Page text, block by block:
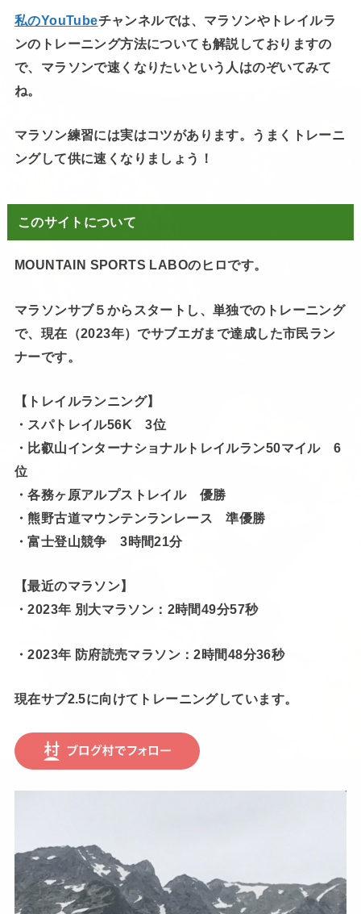
私のYouTubeチャンネルでは、マラソンやトレイルラ
ンのトレーニング方法についても解説しておりますの
で、マラソンで速くなりたいという人はのぞいてみて
ね。
マラソン練習には実はコツがあります。うまくトレーニ
ングして供に速くなりましょう！
このサイトについて
MOUNTAIN SPORTS LABOのヒロです。
マラソンサブ５からスタートし、単独でのトレーニング
で、現在（2023年）でサブエガまで達成した市民ラン
ナーです。
【トレイルランニング】
・スパトレイル56K 3位
・比叡山インターナショナルトレイルラン50マイル 6
位
・各務ヶ原アルプストレイル 優勝
・熊野古道マウンテンランレース 準優勝
・富士登山競争 3時間21分
【最近のマラソン】
・2023年 別大マラソン：2時間49分57秒
・2023年 防府読売マラソン：2時間48分36秒
現在サブ2.5に向けてトレーニングしています。